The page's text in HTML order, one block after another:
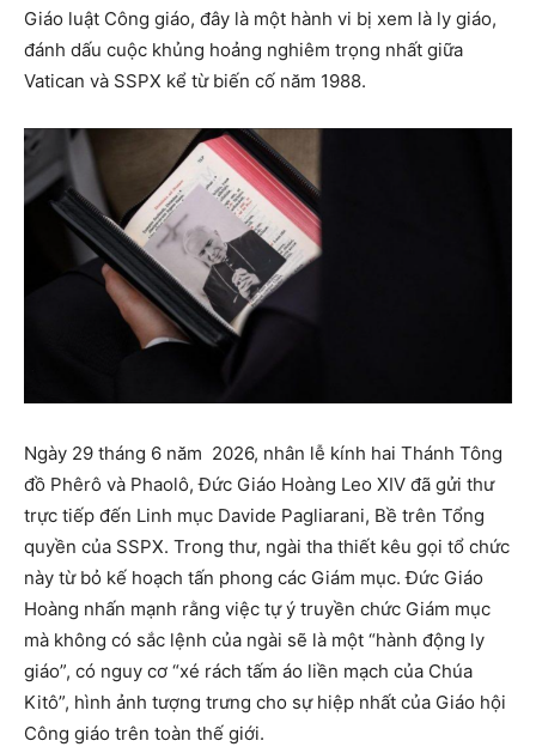
Giáo luật Công giáo, đây là một hành vi bị xem là ly giáo,
đánh dấu cuộc khủng hoảng nghiêm trọng nhất giữa
Vatican và SSPX kể từ biến cố năm 1988.
Ngày 29 tháng 6 năm 2026, nhân lễ kính hai Thánh Tông
đồ Phêrô và Phaolô, Đức Giáo Hoàng Leo XIV đã gửi thư
trực tiếp đến Linh mục Davide Pagliarani, Bề trên Tổng
quyền của SSPX. Trong thư, ngài tha thiết kêu gọi tổ chức
này từ bỏ kế hoạch tấn phong các Giám mục. Đức Giáo
Hoàng nhấn mạnh rằng việc tự ý truyền chức Giám mục
mà không có sắc lệnh của ngài sẽ là một “hành động ly
giáo”, có nguy cơ “xé rách tấm áo liền mạch của Chúa
Kitô”, hình ảnh tượng trưng cho sự hiệp nhất của Giáo hội
Công giáo trên toàn thế giới.